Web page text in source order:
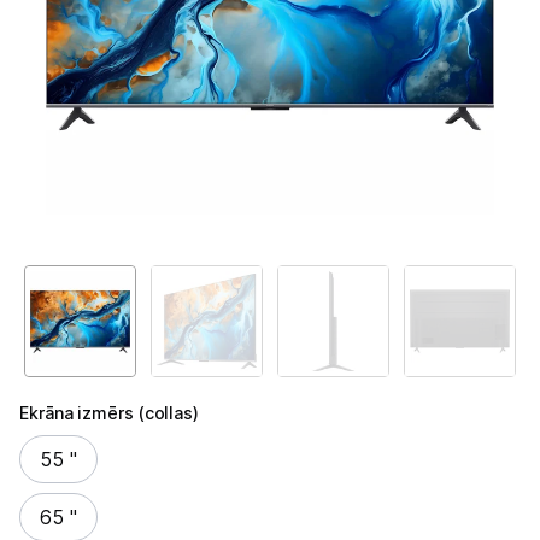
Televizoru stiprinājumi
TV rāmji
Pārsprieguma aizsargi
TV statīvi
Tet Virszemes televīzija
TV iekārtas
Ekrāna izmērs (collas)
Ekrāna izmērs (collas)
55 "
65 "